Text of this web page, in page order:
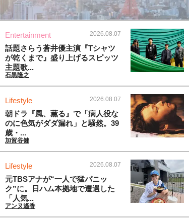
Entertainment 2026.08.07
話題さらう蒼井優主演『Tシャツ
が乾くまで』盛り上げるスピッツ
主題歌...
石黒隆之
Lifestyle 2026.08.07
朝ドラ『風、薫る』で「病人役な
のに色気がダダ漏れ」と騒然。39
歳・...
加賀谷健
Lifestyle 2026.08.07
元TBSアナが“一人で猛パニッ
ク”に。日ハム本拠地で遭遇した
「人気...
アンヌ遙香